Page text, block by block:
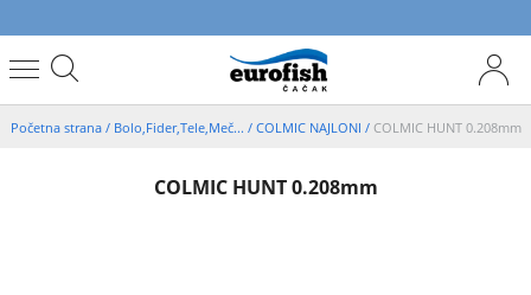
Početna strana / Bolo,Fider,Tele,Meč... / COLMIC NAJLONI / COLMIC HUNT 0.208mm
COLMIC HUNT 0.208mm